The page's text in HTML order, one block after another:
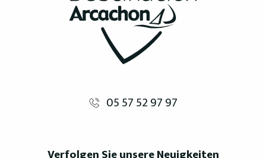
05 57 52 97 97